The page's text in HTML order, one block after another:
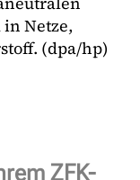
in Netze,
(dpa/hp)
ZFK-